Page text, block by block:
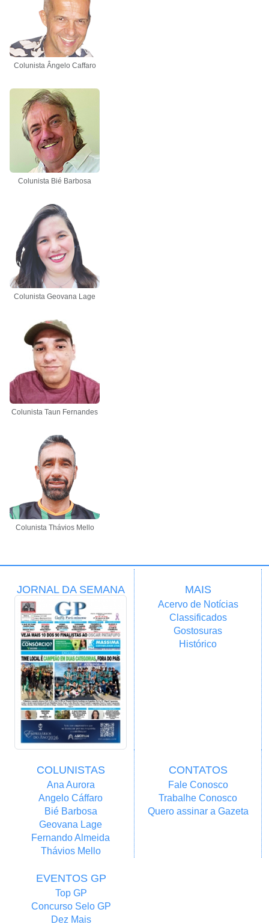
Colunista Ângelo Caffaro
Colunista Bié Barbosa
Colunista Geovana Lage
Colunista Taun Fernandes
Colunista Thávios Mello
JORNAL DA SEMANA MAIS
Acervo de Notícias
Classificados
Gostosuras
Histórico
COLUNISTAS
Ana Aurora
Angelo Cáffaro
Bié Barbosa
Geovana Lage
Fernando Almeida
Thávios Mello
CONTATOS
Fale Conosco
Trabalhe Conosco
Quero assinar a Gazeta
EVENTOS GP
Top GP
Concurso Selo GP
Dez Mais